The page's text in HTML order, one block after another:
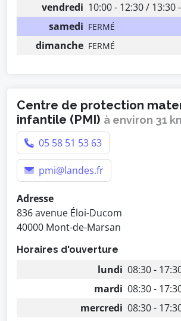
vendredi 10:00 - 12:30 / 13:30
samedi FERMÉ
dimanche FERMÉ
Centre de protection
infantile (PMI) à environ 31
05 58 51 53 63
pmi@landes.fr
Adresse
836 avenue Éloi-Ducom
40000 Mont-de-Marsan
Horaires d'ouverture
lundi 08:30 -
mardi 08:30 -
mercredi 08:30 -